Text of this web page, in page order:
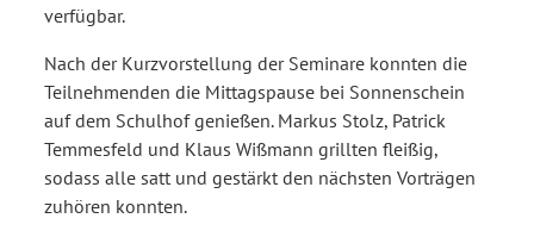
verfügbar.
Nach der Kurzvorstellung der Seminare konnten die
Teilnehmenden die Mittagspause bei Sonnenschein
auf dem Schulhof genießen. Markus Stolz, Patrick
Temmesfeld und Klaus Wißmann grillten fleißig,
sodass alle satt und gestärkt den nächsten Vorträgen
zuhören konnten.